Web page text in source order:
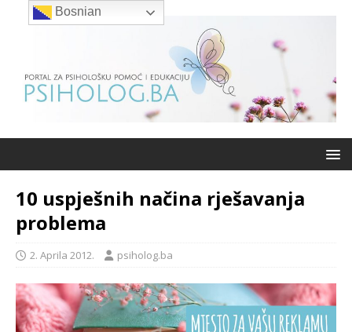
10 uspješnih načina rješavanja
problema
2. Aprila 2012. psiholog.ba
Bosnian